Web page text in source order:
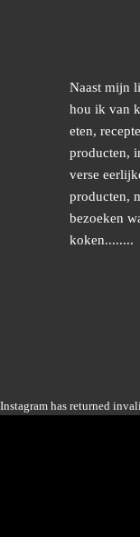
Naast mijn
hou ik van
eten,
producten,
verse
producten,
bezoeken
koken........
Instagram has returned